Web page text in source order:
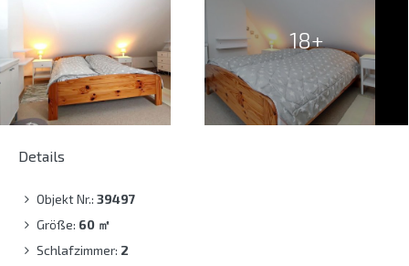
18+
Details
Objekt Nr.: 39497
Größe: 60 ㎡
Schlafzimmer: 2